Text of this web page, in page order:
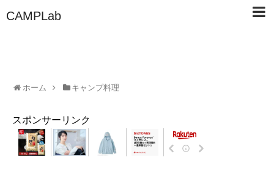
CAMPLab
ホーム キャンプ料理
スポンサーリンク